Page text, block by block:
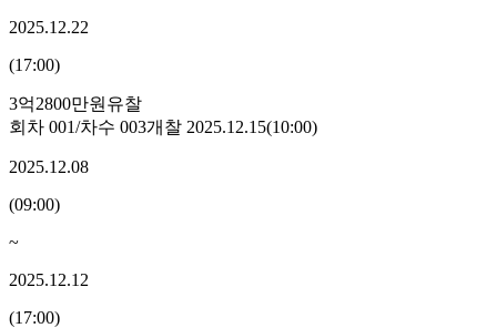
2025.12.22
(17:00)
3억2800만원 유찰
회차 001/차수 003개찰 2025.12.15(10:00)
2025.12.08
(09:00)
~
2025.12.12
(17:00)